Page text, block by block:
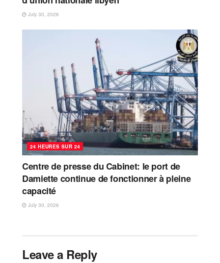
July 30, 2026
24 HEURES SUR 24
Centre de presse du Cabinet: le port de
Damiette continue de fonctionner à pleine
capacité
July 30, 2026
Leave a Reply